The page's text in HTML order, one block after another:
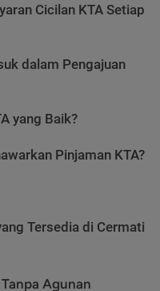
Cicilan KTA Setiap
dalam Pengajuan
yang Baik?
Pinjaman KTA?
Tersedia di Cermati
Agunan